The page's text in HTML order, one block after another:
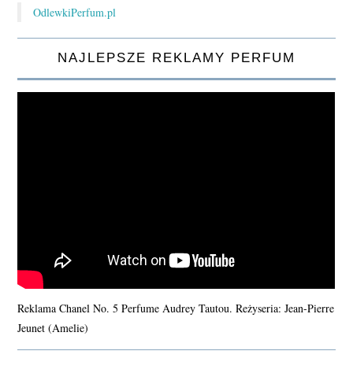
OdlewkiPerfum.pl
NAJLEPSZE REKLAMY PERFUM
Reklama Chanel No. 5 Perfume Audrey Tautou. Reżyseria: Jean-Pierre
Jeunet (Amelie)